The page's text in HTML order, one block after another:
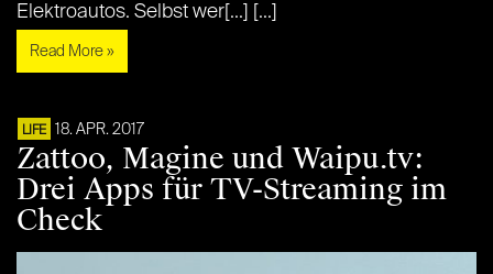
Elektroautos. Selbst wer[...] [...]
Read More »
LIFE 18. APR. 2017
Zattoo, Magine und Waipu.tv:
Drei Apps für TV-Streaming im
Check